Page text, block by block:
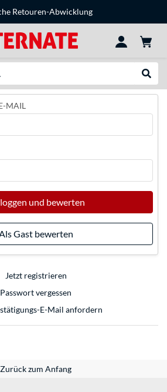
Retouren-Abwicklung
MAIL
und bewerten
Gast bewerten
Jetzt registrieren
Passwort vergessen
E-Mail anfordern
Zurück zum Anfang